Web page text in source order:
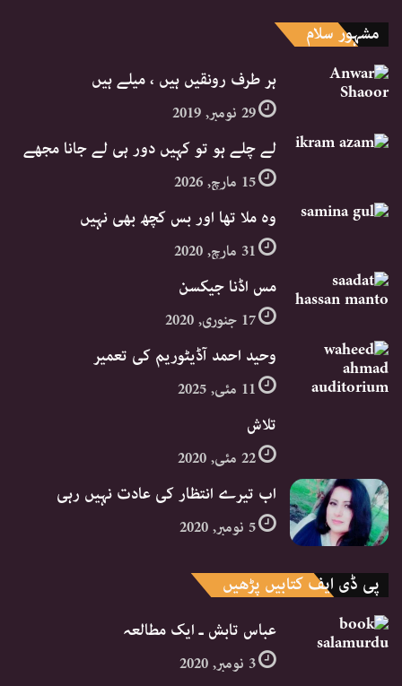
مشہور سلام
ہر طرف رونقیں ہیں ، میلے ہیں
29 نومبر, 2019
لے چلے ہو تو کہیں دور ہی لے جانا مجھے
15 مارچ, 2026
وہ ملا تھا اور بس کچھ بھی نہیں
31 مارچ, 2020
مس اڈنا جیکسن
17 جنوری, 2020
وحید احمد آڈیٹوریم کی تعمیر
11 مئی, 2025
تلاش
22 مئی, 2020
اب تیرے انتظار کی عادت نہیں رہی
5 نومبر, 2020
پی ڈی ایف کتابیں پڑھیں
عباس تابش ـ ایک مطالعہ
3 نومبر, 2020